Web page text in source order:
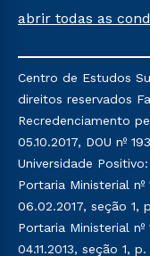
na prova on-line
semestre vigente,
e/ou não tenham
matrícula em uma
Sul Educacional,
condições não se
também para
outros programas
acumula com
pela Instituição.
abrir todas as
Centro de Estudos
direitos reservados
Recredenciamento
05.10.2017, DOU nº
Universidade
Portaria Ministerial nº
06.02.2017, seção 1,
Portaria Ministerial nº
04.11.2013, seção 1, p.